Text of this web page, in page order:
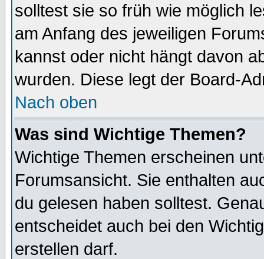
solltest sie so früh wie möglich
am Anfang des jeweiligen
kannst oder nicht hängt davon
wurden. Diese legt der Board-
Nach oben
Was sind Wichtige Themen?
Wichtige Themen erscheinen
Forumsansicht. Sie enthalten
du gelesen haben solltest.
entscheidet auch bei den
erstellen darf.